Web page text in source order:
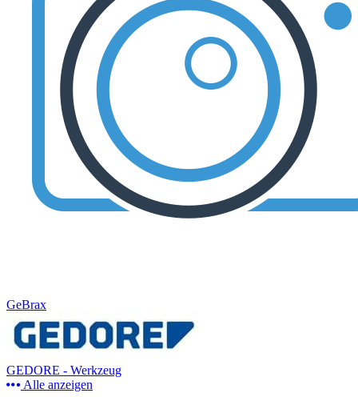
GeBrax
GEDORE - Werkzeug
Alle anzeigen